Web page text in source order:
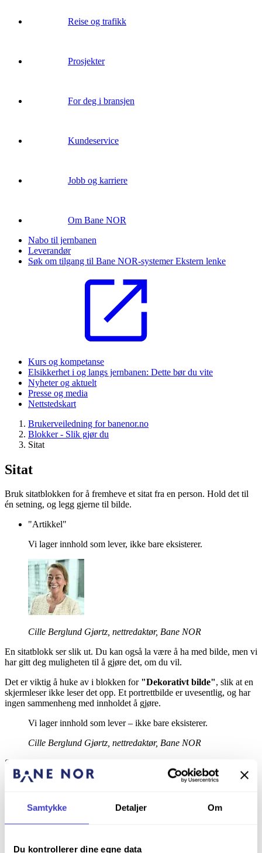
Samtykke Detaljer Om
Du kontrollerer dine egne data
Reise og trafikk
Prosjekter
For deg i bransjen
Kundeservice
Jobb og karriere
Om Bane NOR
Nabo til jernbanen
Leverandør
Søk om tilgang til Bane NOR-systemerEkstern lenke
Kurs og kompetanse
Elsikkerhet i og langs jernbanen: Dette bør du vite
Nyheter og aktuelt
Presse og media
Nettstedskart
Brukerveiledning for banenor.no
Blokker - Slik gjør du
Sitat
Sitat
Bruk sitatblokken for å fremheve et sitat fra en person. Hold det til
én setning, og legg gjerne til bilde.
"Artikkel"
Vi lager innhold som lever, ikke bare eksisterer.
Cille Berglund Gjørtz, nettredaktør, Bane NOR
En sitatblokk ser slik ut. Du kan også la være å ha med bilde, men vi
har gitt deg muligheten til å gjøre det, om du vil.
Det er viktig å huke av i blokken for "Dekorativt bilde", slik at en
skjermleser ikke leser det opp. Et portrettbilde er uvesentlig, og har
ingen sammenheng med innholdet å gjøre.
Vi lager innhold som lever – ikke bare eksisterer.
Cille Berglund Gjørtz, nettredaktør, Bane NOR
Slik ser et fremhevet sitat ut, uten bilde.
Brukes til åfremheve et sitat
fra en person og du kan også legge til
et bilde. Skal helst inneholde kun én setning. Sitatet blir automatisk